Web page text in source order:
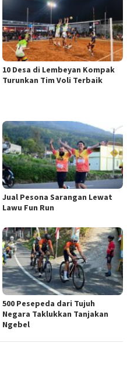
10 Desa di Lembeyan Kompak
Turunkan Tim Voli Terbaik
Jual Pesona Sarangan Lewat
Lawu Fun Run
500 Pesepeda dari Tujuh
Negara Taklukkan Tanjakan
Ngebel